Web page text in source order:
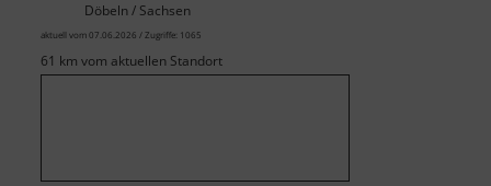
Döbeln / Sachsen
aktuell vom 07.06.2026 / Zugriffe: 1065
61 km vom aktuellen Standort